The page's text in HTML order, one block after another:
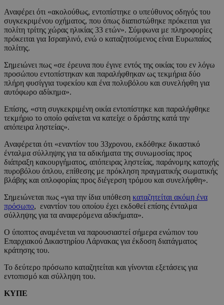
Αναφέρει ότι «ακολούθως, εντοπίστηκε ο υπεύθυνος οδηγός του
συγκεκριμένου οχήματος, που όπως διαπιστώθηκε πρόκειται για
πολίτη τρίτης χώρας ηλικίας 33 ετών». Σύμφωνα με πληροφορίες
πρόκειται για Ισραηλινό, ενώ ο καταζητούμενος είναι Ευρωπαίος
πολίτης.
Σημειώνει πως «σε έρευνα που έγινε εντός της οικίας του εν λόγω
προσώπου εντοπίστηκαν και παραλήφθηκαν ως τεκμήρια δύο
πλήρη φυσίγγια τυφεκίου και ένα πολυβόλου και συνελήφθη για
αυτόφωρο αδίκημα».
Επίσης, «στη συγκεκριμένη οικία εντοπίστηκε και παραλήφθηκε
τεκμήριο το οποίο φαίνεται να κατείχε ο δράστης κατά την
απόπειρα ληστείας».
Αναφέρεται ότι «εναντίον του 33χρονου, εκδόθηκε δικαστικό
ένταλμα σύλληψης για τα αδικήματα της συνωμοσίας προς
διάπραξη κακουργήματος, απόπειρας ληστείας, παράνομης κατοχής
πυροβόλου όπλου, επίθεσης με πρόκληση πραγματικής σωματικής
βλάβης και οπλοφορίας προς διέγερση τρόμου και συνελήφθη».
Σημειώνεται πως «για την ίδια υπόθεση καταζητείται ακόμη ένα
πρόσωπο, εναντίον του οποίου έχει εκδοθεί επίσης ένταλμα
σύλληψης για τα αναφερόμενα αδικήματα».
Ο ύποπτος αναμένεται να παρουσιαστεί σήμερα ενώπιον του
Επαρχιακού Δικαστηρίου Λάρνακας για έκδοση διατάγματος
κράτησης του.
Το δεύτερο πρόσωπο καταζητείται και γίνονται εξετάσεις για
εντοπισμό και σύλληψη του.
ΚΥΠΕ